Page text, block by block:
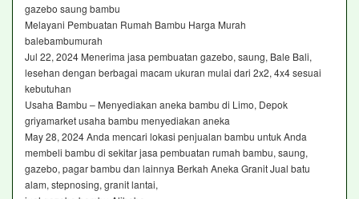
gazebo saung bambu
Melayani Pembuatan Rumah Bambu Harga Murah
balebambumurah
Jul 22, 2024 Menerima jasa pembuatan gazebo, saung, Bale Bali,
lesehan dengan berbagai macam ukuran mulai dari 2x2, 4x4 sesuai
kebutuhan
Usaha Bambu – Menyediakan aneka bambu di Limo, Depok
griyamarket usaha bambu menyediakan aneka
May 28, 2024 Anda mencari lokasi penjualan bambu untuk Anda
membeli bambu di sekitar jasa pembuatan rumah bambu, saung,
gazebo, pagar bambu dan lainnya Berkah Aneka Granit Jual batu
alam, stepnosing, granit lantai,